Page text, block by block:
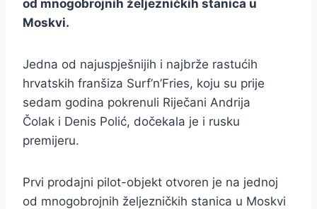
od mnogobrojnih željezničkih stanica u
Moskvi.
Jedna od najuspješnijih i najbrže rastućih
hrvatskih franšiza Surf’n’Fries, koju su prije
sedam godina pokrenuli Riječani Andrija
Čolak i Denis Polić, dočekala je i rusku
premijeru.
Prvi prodajni pilot-objekt otvoren je na jednoj
od mnogobrojnih željezničkih stanica u Moskvi